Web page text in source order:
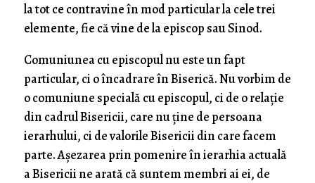
la tot ce contravine în mod particular la cele trei
elemente, fie că vine de la episcop sau Sinod.
Comuniunea cu episcopul nu este un fapt
particular, ci o încadrare în Biserică. Nu vorbim de
o comuniune specială cu episcopul, ci de o relație
din cadrul Bisericii, care nu ține de persoana
ierarhului, ci de valorile Bisericii din care facem
parte. Așezarea prin pomenire în ierarhia actuală
a Bisericii ne arată că suntem membri ai ei, de